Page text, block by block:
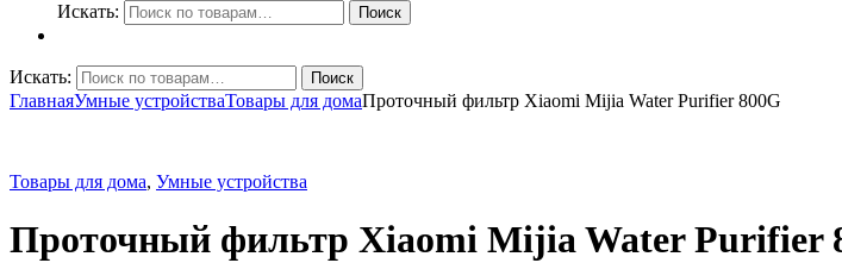
Искать:
Поиск
Искать: Поиск
ГлавнаяУмные устройстваТовары для домаПроточный фильтр Xiaomi Mijia Water Purifier 800G
Товары для дома, Умные устройства
Проточный фильтр Xiaomi Mijia Water Purifier